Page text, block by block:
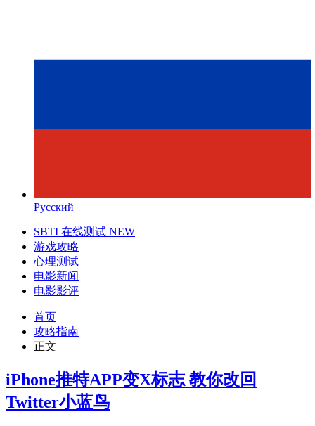
Русский
SBTI 在线测试 NEW
游戏攻略
心理测试
电影新闻
电影影评
首页
攻略指南
正文
iPhone推特APP变X标志 教你改回
Twitter小蓝鸟